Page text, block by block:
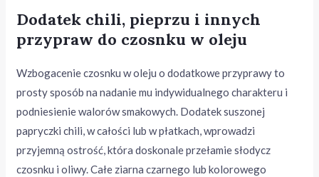
Dodatek chili, pieprzu i innych
przypraw do czosnku w oleju
Wzbogacenie czosnku w oleju o dodatkowe przyprawy to
prosty sposób na nadanie mu indywidualnego charakteru i
podniesienie walorów smakowych. Dodatek suszonej
papryczki chili, w całości lub w płatkach, wprowadzi
przyjemną ostrość, która doskonale przełamie słodycz
czosnku i oliwy. Całe ziarna czarnego lub kolorowego